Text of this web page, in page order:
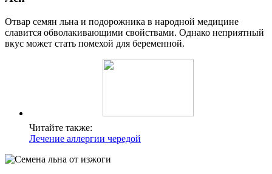
Отвар семян льна и подорожника в народной медицине
славится обволакивающими свойствами. Однако неприятный
вкус может стать помехой для беременной.
Читайте также:
Лечение аллергии чередой